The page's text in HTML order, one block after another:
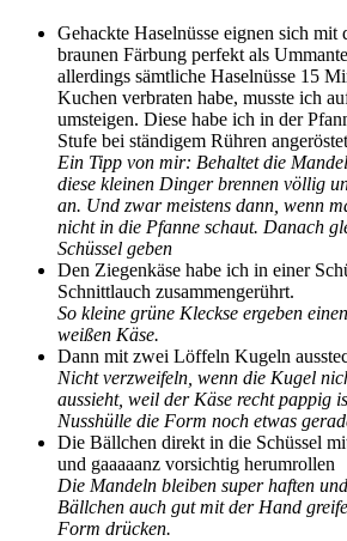
Gehackte Haselnüsse eignen sich mit
braunen Färbung perfekt als
allerdings sämtliche Haselnüsse 15
Kuchen verbraten habe, musste ich
umsteigen. Diese habe ich in der
Stufe bei ständigem Rühren
Ein Tipp von mir: Behaltet die
diese kleinen Dinger brennen völlig
an. Und zwar meistens dann, wenn
nicht in die Pfanne schaut. Danach
Schüssel geben
Den Ziegenkäse habe ich in einer
Schnittlauch zusammengerührt.
So kleine grüne Kleckse ergeben
weißen Käse.
Dann mit zwei Löffeln Kugeln
Nicht verzweifeln, wenn die Kugel
aussieht, weil der Käse recht pappig
Nusshülle die Form noch etwas
Die Bällchen direkt in die Schüssel
und gaaaaanz vorsichtig herumrollen
Die Mandeln bleiben super haften
Bällchen auch gut mit der Hand
Form drücken.